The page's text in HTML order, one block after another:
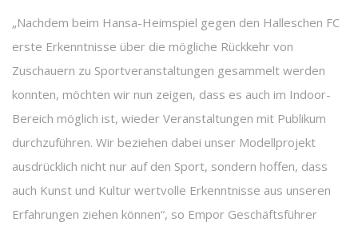
„Nachdem beim Hansa-Heimspiel gegen den Halleschen FC
erste Erkenntnisse über die mögliche Rückkehr von
Zuschauern zu Sportveranstaltungen gesammelt werden
konnten, möchten wir nun zeigen, dass es auch im Indoor-
Bereich möglich ist, wieder Veranstaltungen mit Publikum
durchzuführen. Wir beziehen dabei unser Modellprojekt
ausdrücklich nicht nur auf den Sport, sondern hoffen, dass
auch Kunst und Kultur wertvolle Erkenntnisse aus unseren
Erfahrungen ziehen können“, so Empor Geschäftsführer